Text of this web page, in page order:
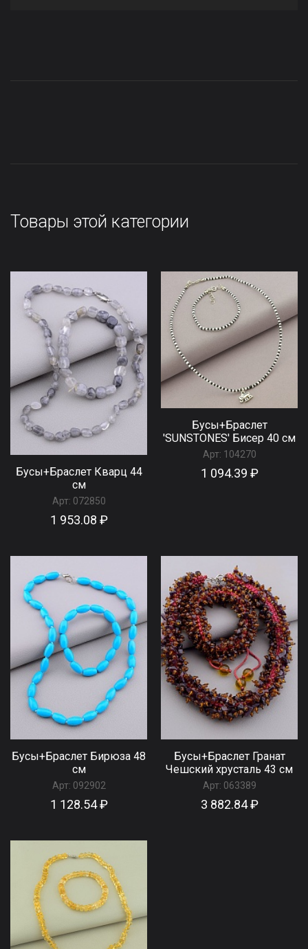
Товары этой категории
Бусы+Браслет Кварц 44
см
Арт: 072850
1 953.08 ₽
Бусы+Браслет
'SUNSTONES' Бисер 40 см
Арт: 104270
1 094.39 ₽
Бусы+Браслет Бирюза 48
см
Арт: 092902
1 128.54 ₽
Бусы+Браслет Гранат
Чешский хрусталь 43 см
Арт: 063389
3 882.84 ₽